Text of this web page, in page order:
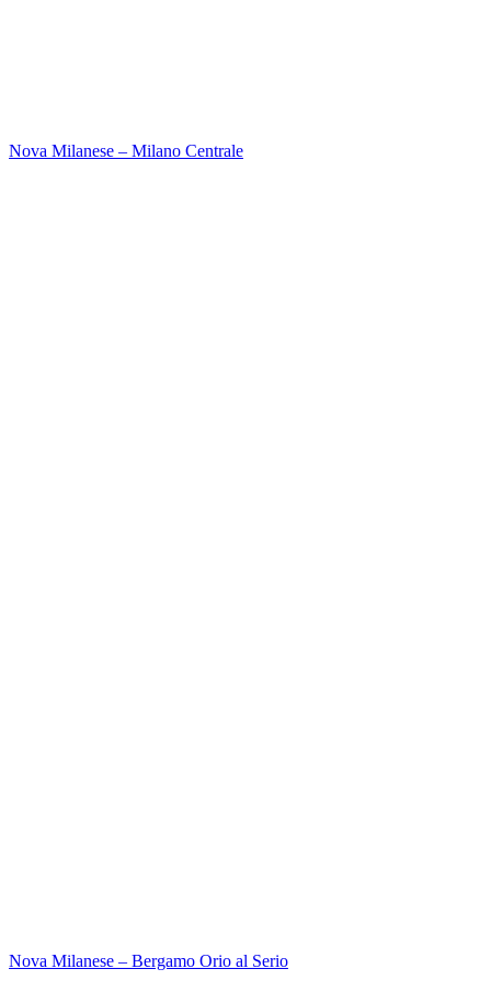
Nova Milanese – Milano Centrale
Nova Milanese – Bergamo Orio al Serio